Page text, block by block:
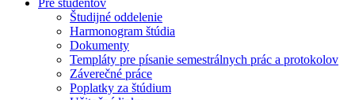
Pre študentov
Študijné oddelenie
Harmonogram štúdia
Dokumenty
Templáty pre písanie semestrálnych prác a protokolov
Záverečné práce
Poplatky za štúdium